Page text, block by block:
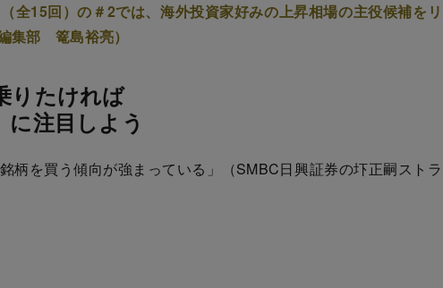
（全15回）の＃2では、海外投資家好みの上昇相場の主役候補をリ
集部 篭島裕亮）
りたければ
に注目しよう
柄を買う傾向が強まっている」（SMBC日興証券の圷正嗣ストラ